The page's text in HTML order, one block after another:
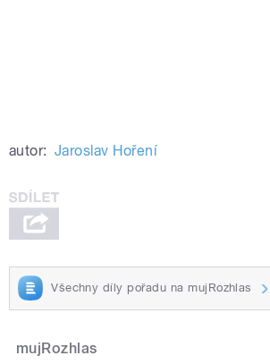
autor: Jaroslav Hoření
Všechny díly pořadu na mujRozhlas
mujRozhlas